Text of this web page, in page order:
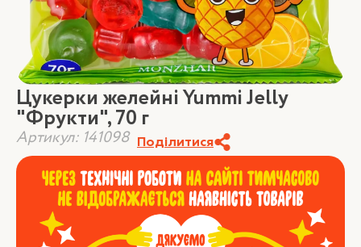
Цукерки желейні Yummi Jelly
"Фрукти", 70 г
Артикул: 141098 Поділитися